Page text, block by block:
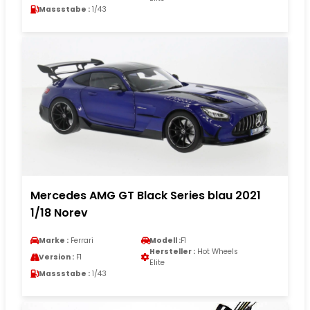
Massstabe : 1/43
Mercedes AMG GT Black Series blau 2021
1/18 Norev
Marke : Ferrari Modell :F1
Version : F1
Hersteller : Hot Wheels
Elite
Massstabe : 1/43